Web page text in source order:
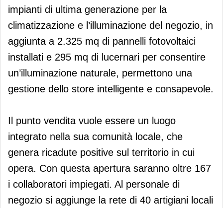
impianti di ultima generazione per la
climatizzazione e l’illuminazione del negozio, in
aggiunta a 2.325 mq di pannelli fotovoltaici
installati e 295 mq di lucernari per consentire
un’illuminazione naturale, permettono una
gestione dello store intelligente e consapevole.
Il punto vendita vuole essere un luogo
integrato nella sua comunità locale, che
genera ricadute positive sul territorio in cui
opera. Con questa apertura saranno oltre 167
i collaboratori impiegati. Al personale di
negozio si aggiunge la rete di 40 artigiani locali